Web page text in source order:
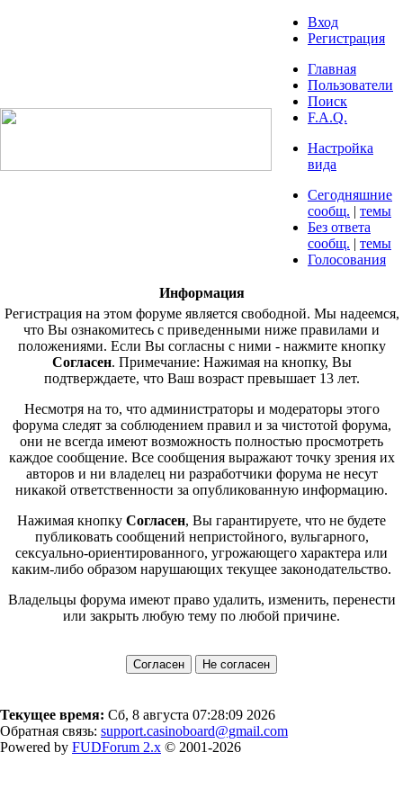
Вход
Регистрация
Главная
Пользователи
Поиск
F.A.Q.
Настройка
вида
Сегодняшние
сообщ. | темы
Без ответа
сообщ. | темы
Голосования
Информация
Регистрация на этом форуме является свободной. Мы надеемся,
что Вы ознакомитесь с приведенными ниже правилами и
положениями. Если Вы согласны с ними - нажмите кнопку
Согласен. Примечание: Нажимая на кнопку, Вы
подтверждаете, что Ваш возраст превышает 13 лет.
Несмотря на то, что администраторы и модераторы этого
форума следят за соблюдением правил и за чистотой форума,
они не всегда имеют возможность полностью просмотреть
каждое сообщение. Все сообщения выражают точку зрения их
авторов и ни владелец ни разработчики форума не несут
никакой ответственности за опубликованную информацию.
Нажимая кнопку Согласен, Вы гарантируете, что не будете
публиковать сообщений непристойного, вульгарного,
сексуально-ориентированного, угрожающего характера или
каким-либо образом нарушающих текущее законодательство.
Владельцы форума имеют право удалить, изменить, перенести
или закрыть любую тему по любой причине.
Текущее время: Сб, 8 августа 07:28:09 2026
Обратная связь: support.casinoboard@gmail.com
Powered by FUDForum 2.x © 2001-2026